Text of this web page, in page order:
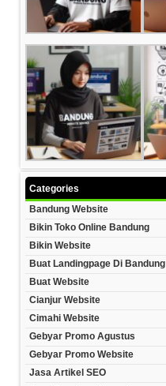
Categories
Bandung Website
Bikin Toko Online Bandung
Bikin Website
Buat Landingpage Di Bandung
Buat Website
Cianjur Website
Cimahi Website
Gebyar Promo Agustus
Gebyar Promo Website
Jasa Artikel SEO